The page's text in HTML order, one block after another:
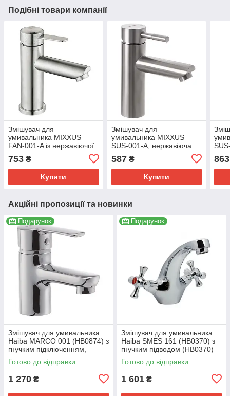
Подібні товари компанії
Змішувач для
умивальника MIXXUS
FAN-001-A із нержавіючої
сталі SUS304 з гарантією
60 міс. (MI6100)
753 ₴
Купити
Змішувач для
умивальника MIXXUS
SUS-001-A, нержавіюча
картридж, гайка (SS2801)
587₴
Купити
863
Акційні пропозиції та новинки
Подарунок
Змішувач для умивальника
Haiba MARCO 001 (HB0874) з
гнучким підключенням,
хромований (HB0874)
Готово до відправки
1 270 ₴
Подарунок
Змішувач для умивальника
Haiba SMES 161 (HB0370) з
гнучким підводом (HB0370)
Готово до відправки
1 601 ₴